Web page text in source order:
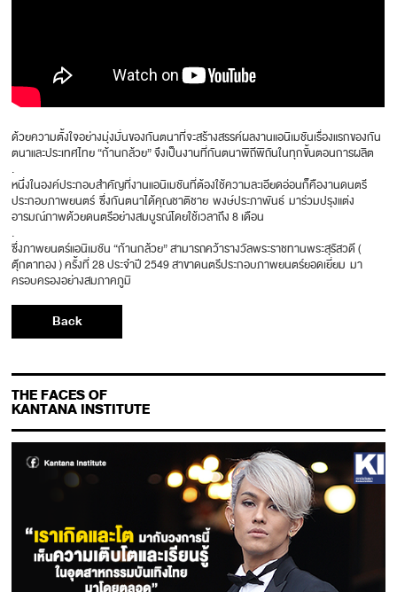
ด้วยความตั้งใจอย่างมุ่งมั่นของกันตนาที่จะสร้างสรรค์ผลงานแอนิเมชันเรื่องแรกของกัน
ตนาและประเทศไทย “ก้านกล้วย” จึงเป็นงานที่กันตนาพิถีพิถันในทุกขั้นตอนการผลิต
.
หนึ่งในองค์ประกอบสำคัญที่งานแอนิเมชันที่ต้องใช้ความละเอียดอ่อนก็คืองานดนตรี
ประกอบภาพยนตร์ ซึ่งกันตนาได้คุณชาติชาย พงษ์ประภาพันธ์ มาร่วมปรุงแต่ง
อารมณ์ภาพด้วยดนตรีอย่างสมบูรณ์โดยใช้เวลาถึง 8 เดือน
.
ซึ่งภาพยนตร์แอนิเมชัน “ก้านกล้วย” สามารถคว้ารางวัลพระราชทานพระสุรัสวดี (
ตุ๊กตาทอง ) ครั้งที่ 28 ประจำปี 2549 สาขาดนตรีประกอบภาพยนตร์ยอดเยี่ยม มา
ครอบครองอย่างสมภาคภูมิ
Back
THE FACES OF
KANTANA INSTITUTE